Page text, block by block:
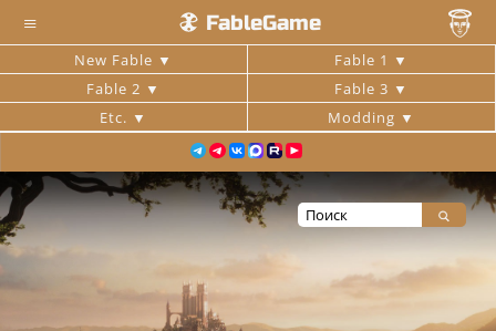
≡ FableGame
New Fable
Fable 1
Fable 2
Fable 3
Etc.
Modding